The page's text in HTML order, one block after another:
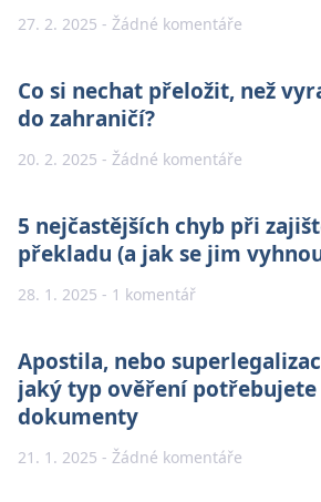
27. 2. 2025 Žádné komentáře
Co si nechat přeložit, než
do zahraničí?
20. 2. 2025 Žádné komentáře
5 nejčastějších chyb při
překladu (a jak se jim
28. 1. 2025 1 komentář
Apostila, nebo
jaký typ ověření potřebujete
dokumenty
21. 1. 2025 Žádné komentáře